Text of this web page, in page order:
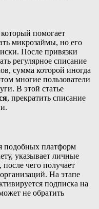
помогает
микрозаймы, но его
После привязки
регулярное списание
сумма которой иногда
многие пользователи
В этой статье
, прекратить списание
подобных платформ
указывает личные
чего получает
На этапе
подписка на
не обратить